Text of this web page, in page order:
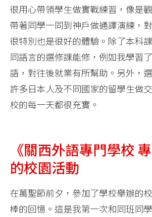
很用心帶領學生做實戰練習，像是
帶著同學一同到神戶做通譯演練，
很特別也是很好的體驗。除了本科
同語言的選修課能修，例如我學習
語，對往後就業有所幫助。另外，
許多日本人及不同國家的留學生做
校的每一天都很充實。
《關西外語專門學校
的校園活動
在萬聖節前夕，參加了學校舉辦的
棒的回憶。這是我第一次和同班同